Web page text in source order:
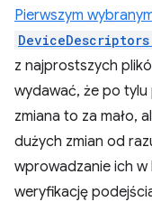
Pierwszym
z najprostszych
wydawać, że po
zmiana to za mało,
dużych zmian od
wprowadzanie ich w
weryfikację